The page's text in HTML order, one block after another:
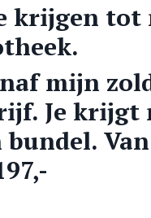
krijgen tot
mijn
Je krijgt
Van